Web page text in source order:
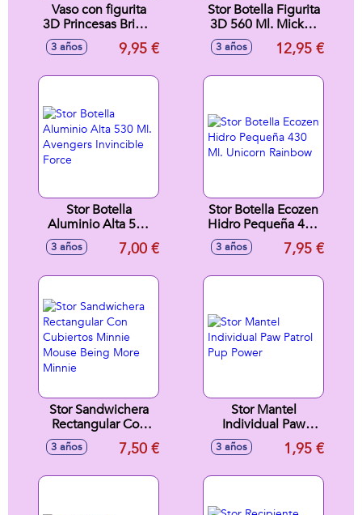
Vaso con figurita
3D Princesas Bright
& Bold 360 ml.
3 años 9,95 €
Stor Botella Figurita
3D 560 Ml. Mickey
Mouse Fun-Tastic
3 años 12,95 €
Stor Botella
Aluminio Alta 530
Ml. Avengers
Invincible Force
3 años 7,00 €
Stor Botella Ecozen
Hidro Pequeña 430
Ml. Unicorn
Rainbow
3 años 7,95 €
Stor Sandwichera
Rectangular Con
Cubiertos Minnie
Mouse Being More
3 años 7,50 €
Stor Mantel
Individual Paw
Patrol Pup Power
3 años 1,95 €